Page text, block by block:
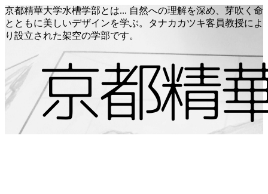
京都精華大学水槽学部とは... 自然への理解を深め、芽吹く命
とともに美しいデザインを学ぶ。タナカカツキ客員教授によ
り設立された架空の学部です。